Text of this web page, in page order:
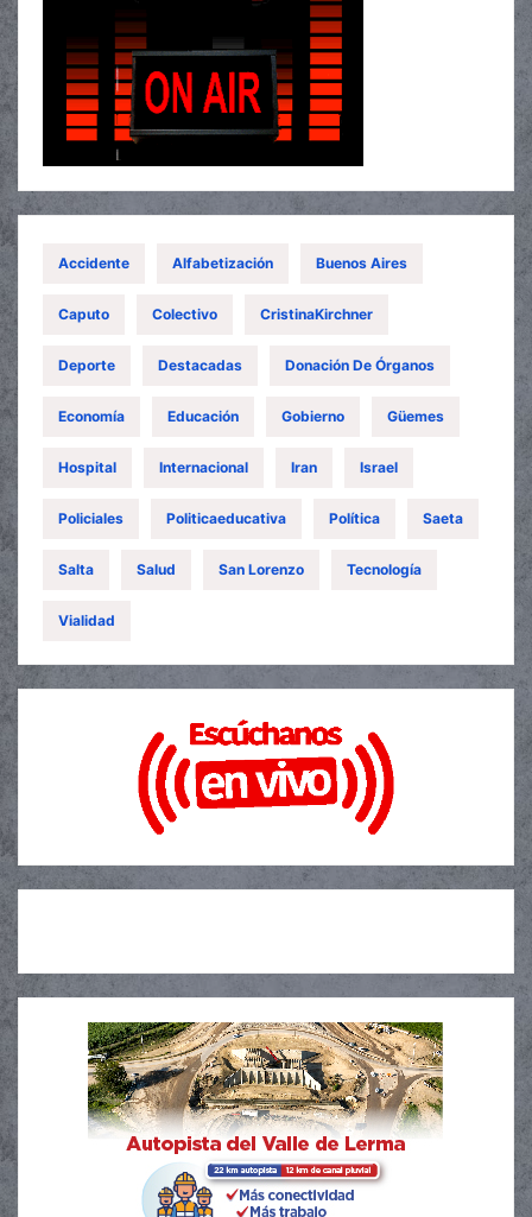
Accidente Alfabetización Buenos Aires
Caputo Colectivo CristinaKirchner
Deporte Destacadas Donación De Órganos
Economía Educación Gobierno Güemes
Hospital Internacional Iran Israel
Policiales Politicaeducativa Política Saeta
Salta Salud San Lorenzo Tecnología
Vialidad